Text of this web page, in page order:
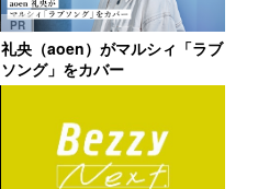
PR
礼央（aoen）がマルシィ「ラブ
ソング」をカバー